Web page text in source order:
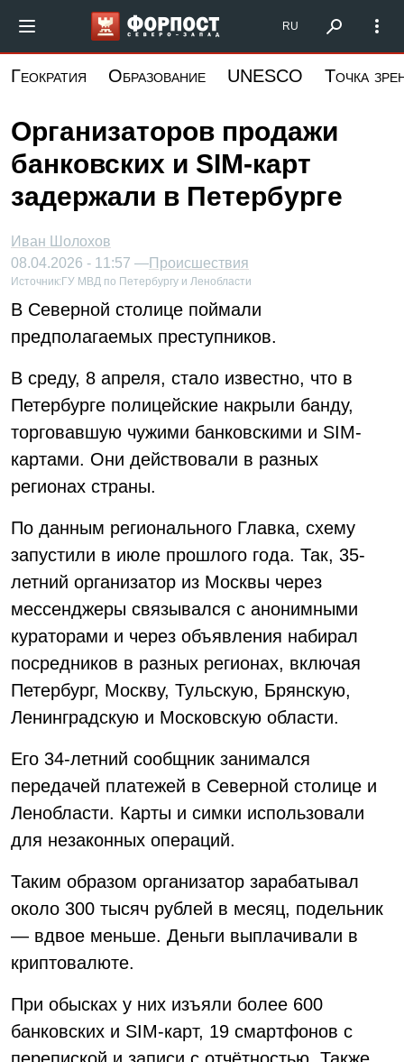
основному
Форпост Северо-Запад
RU
Геократия Образование UNESCO Точка
Организаторов продажи
банковских и SIM-карт
задержали в Петербурге
Иван Шолохов
08.04.2026 - 11:57 —Происшествия
Источник: ГУ МВД по Петербургу и Ленобласти
В Северной столице поймали
предполагаемых преступников.
В среду, 8 апреля, стало известно, что в
Петербурге полицейские накрыли банду,
торговавшую чужими банковскими и SIM-
картами. Они действовали в разных
регионах страны.
По данным регионального Главка, схему
запустили в июле прошлого года. Так, 35-
летний организатор из Москвы через
мессенджеры связывался с анонимными
кураторами и через объявления набирал
посредников в разных регионах, включая
Петербург, Москву, Тульскую, Брянскую,
Ленинградскую и Московскую области.
Его 34-летний сообщник занимался
передачей платежей в Северной столице и
Ленобласти. Карты и симки использовали
для незаконных операций.
Таким образом организатор зарабатывал
около 300 тысяч рублей в месяц, подельник
— вдвое меньше. Деньги выплачивали в
криптовалюте.
При обысках у них изъяли более 600
банковских и SIM-карт, 19 смартфонов с